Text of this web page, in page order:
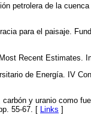
petrolera de la
para el paisaje.
Recent Estimates.
de Energía. IV
y uranio como
55-67. [
Links ]